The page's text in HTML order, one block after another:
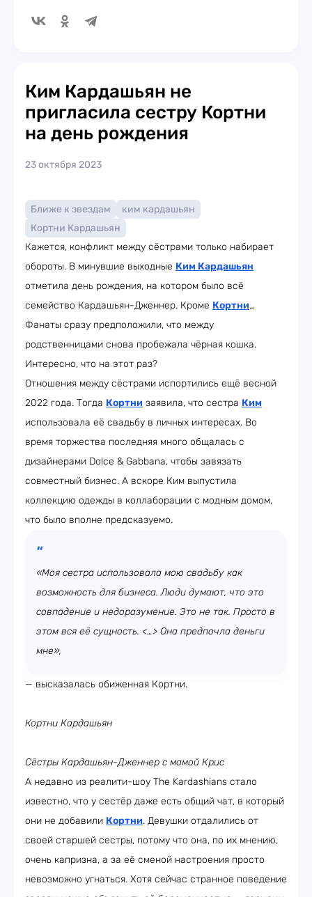
Ким Кардашьян не
пригласила сестру Кортни
на день рождения
23 октября 2023
Ближе к звездам
ким кардашьян
Кортни Кардашьян
Кажется, конфликт между сёстрами только набирает
обороты. В минувшие выходные Ким Кардашьян
отметила день рождения, на котором было всё
семейство Кардашьян-Дженнер. Кроме Кортни…
Фанаты сразу предположили, что между
родственницами снова пробежала чёрная кошка.
Интересно, что на этот раз?
Отношения между сёстрами испортились ещё весной
2022 года. Тогда Кортни заявила, что сестра Ким
использовала её свадьбу в личных интересах. Во
время торжества последняя много общалась с
дизайнерами Dolce & Gabbana, чтобы завязать
совместный бизнес. А вскоре Ким выпустила
коллекцию одежды в коллаборации с модным домом,
что было вполне предсказуемо.
«Моя сестра использовала мою свадьбу как
возможность для бизнеса. Люди думают, что это
совпадение и недоразумение. Это не так. Просто в
этом вся её сущность. <…> Она предпочла деньги
мне»,
— высказалась обиженная Кортни.
Кортни Кардашьян
Сёстры Кардашьян-Дженнер с мамой Крис
А недавно из реалити-шоу The Kardashians стало
известно, что у сестёр даже есть общий чат, в который
они не добавили Кортни. Девушки отдалились от
своей старшей сестры, потому что она, по их мнению,
очень капризна, а за её сменой настроения просто
невозможно угнаться. Хотя сейчас странное поведение